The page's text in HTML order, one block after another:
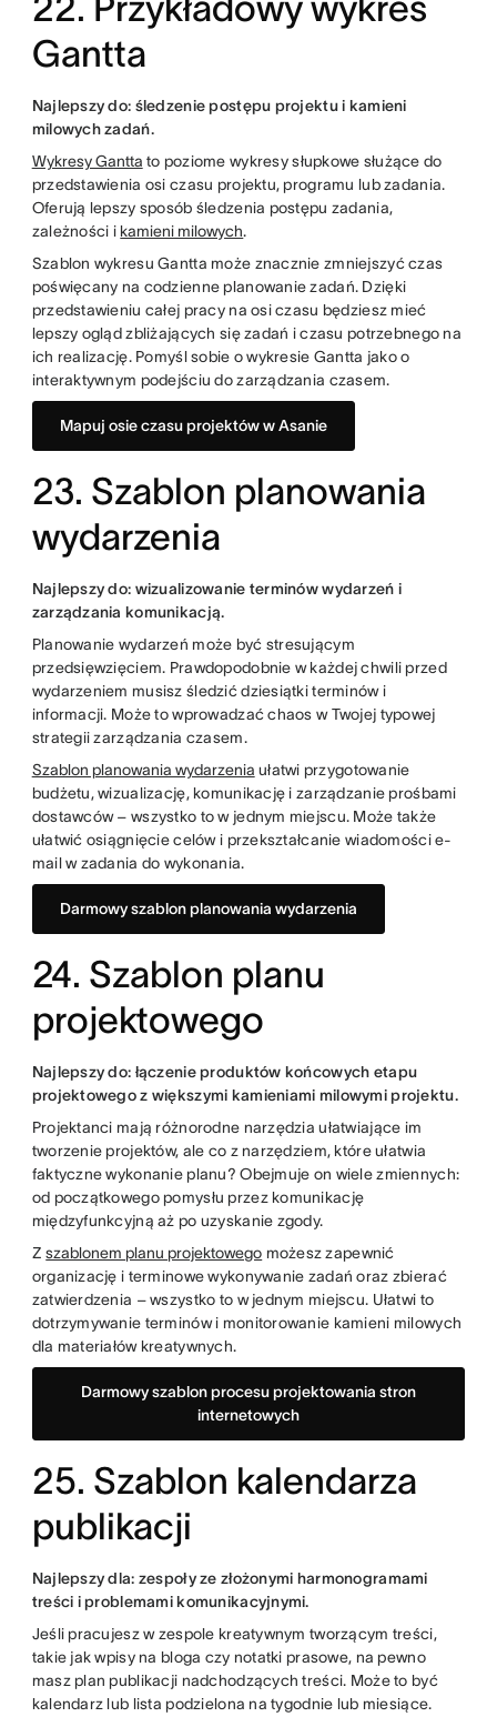
22. Przykładowy wykres
Gantta
Najlepszy do: śledzenie postępu projektu i kamieni
milowych zadań.
Wykresy Gantta to poziome wykresy słupkowe służące do
przedstawienia osi czasu projektu, programu lub zadania.
Oferują lepszy sposób śledzenia postępu zadania,
zależności i kamieni milowych.
Szablon wykresu Gantta może znacznie zmniejszyć czas
poświęcany na codzienne planowanie zadań. Dzięki
przedstawieniu całej pracy na osi czasu będziesz mieć
lepszy ogląd zbliżających się zadań i czasu potrzebnego na
ich realizację. Pomyśl sobie o wykresie Gantta jako o
interaktywnym podejściu do zarządzania czasem.
Mapuj osie czasu projektów w Asanie
23. Szablon planowania
wydarzenia
Najlepszy do: wizualizowanie terminów wydarzeń i
zarządzania komunikacją.
Planowanie wydarzeń może być stresującym
przedsięwzięciem. Prawdopodobnie w każdej chwili przed
wydarzeniem musisz śledzić dziesiątki terminów i
informacji. Może to wprowadzać chaos w Twojej typowej
strategii zarządzania czasem.
Szablon planowania wydarzenia ułatwi przygotowanie
budżetu, wizualizację, komunikację i zarządzanie prośbami
dostawców – wszystko to w jednym miejscu. Może także
ułatwić osiągnięcie celów i przekształcanie wiadomości e-
mail w zadania do wykonania.
Darmowy szablon planowania wydarzenia
24. Szablon planu
projektowego
Najlepszy do: łączenie produktów końcowych etapu
projektowego z większymi kamieniami milowymi projektu.
Projektanci mają różnorodne narzędzia ułatwiające im
tworzenie projektów, ale co z narzędziem, które ułatwia
faktyczne wykonanie planu? Obejmuje on wiele zmiennych:
od początkowego pomysłu przez komunikację
międzyfunkcyjną aż po uzyskanie zgody.
Zszablonem planu projektowego możesz zapewnić
organizację i terminowe wykonywanie zadań oraz zbierać
zatwierdzenia – wszystko to w jednym miejscu. Ułatwi to
dotrzymywanie terminów i monitorowanie kamieni milowych
dla materiałów kreatywnych.
Darmowy szablon procesu projektowania stron
internetowych
25. Szablon kalendarza
publikacji
Najlepszy dla: zespoły ze złożonymi harmonogramami
treści i problemami komunikacyjnymi.
Jeśli pracujesz w zespole kreatywnym tworzącym treści,
takie jak wpisy na bloga czy notatki prasowe, na pewno
masz plan publikacji nadchodzących treści. Może to być
kalendarz lub lista podzielona na tygodnie lub miesiące.